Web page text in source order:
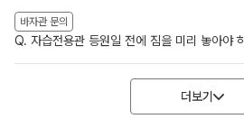
바자관 문의
Q. 자습전용관 등원일 전에 짐을 미리 놓아야
더보기